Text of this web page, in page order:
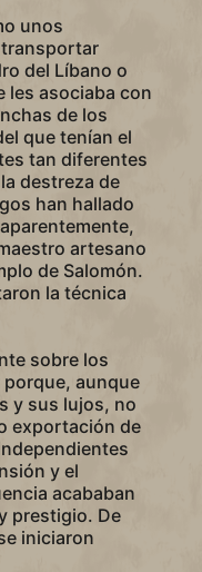
unos
del Líbano o
les asociaba con
de los
que tenían el
tan diferentes
destreza de
han hallado
artesano
de Salomón.
la técnica
sobre los
aunque
y sus lujos, no
exportación de
y el
acababan
prestigio. De
iniciaron